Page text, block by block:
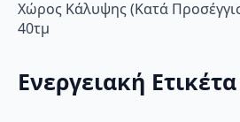
Χώρος Κάλυψης (Κατά
40τμ
Ενεργειακή Ετικέτα